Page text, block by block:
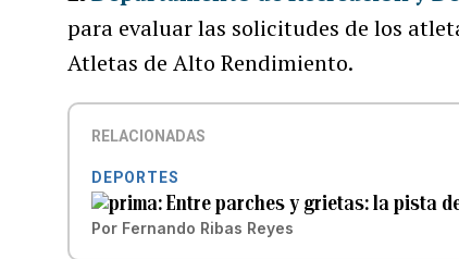
para evaluar las solicitudes de los
Atletas de Alto Rendimiento.
RELACIONADAS
DEPORTES
Entre parches y grietas: la pista
Por Fernando Ribas Reyes